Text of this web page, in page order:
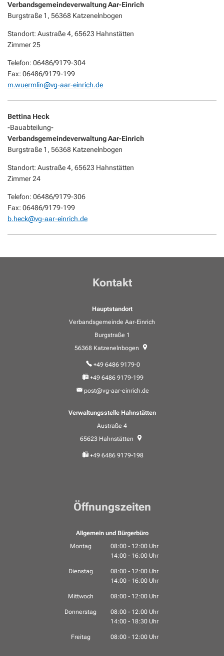
Verbandsgemeindeverwaltung Aar-Einrich
Burgstraße 1, 56368 Katzenelnbogen
Standort: Austraße 4, 65623 Hahnstätten
Zimmer 25
Telefon: 06486/9179-304
Fax: 06486/9179-199
m.wuermlin@vg-aar-einrich.de
Bettina Heck
-Bauabteilung-
Verbandsgemeindeverwaltung Aar-Einrich
Burgstraße 1, 56368 Katzenelnbogen
Standort: Austraße 4, 65623 Hahnstätten
Zimmer 24
Telefon: 06486/9179-306
Fax: 06486/9179-199
b.heck@vg-aar-einrich.de
Kontakt
Hauptstandort
Verbandsgemeinde Aar-Einrich
Burgstraße 1
56368 Katzenelnbogen
+49 6486 9179-0
+49 6486 9179-199
post@vg-aar-einrich.de
Verwaltungsstelle Hahnstätten
Austraße 4
65623 Hahnstätten
+49 6486 9179-198
Öffnungszeiten
Allgemein und Bürgerbüro
Montag
08:00 - 12:00 Uhr
Von 08:00 bis 12:00 Uhr
14:00 - 16:00 Uhr
Dienstag
08:00 - 12:00 Uhr
Von 08:00 bis 12:00 Uhr
14:00 - 16:00 Uhr
Mittwoch
08:00 - 12:00 Uhr
Donnerstag
08:00 - 12:00 Uhr
Von 08:00 bis 12:00 Uhr
14:00 - 18:30 Uhr
Freitag
08:00 - 12:00 Uhr